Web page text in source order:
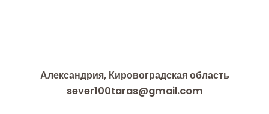
Александрия, Кировоградская область
sever100taras@gmail.com